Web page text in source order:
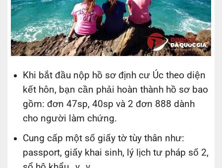
Khi bắt đầu nộp hồ sơ định cư Úc theo diện
kết hôn, bạn cần phải hoàn thành hồ sơ bao
gồm: đơn 47sp, 40sp và 2 đơn 888 dành
cho người làm chứng.
Cung cấp một số giấy tờ tùy thân như:
passport, giấy khai sinh, lý lịch tư pháp số 2,